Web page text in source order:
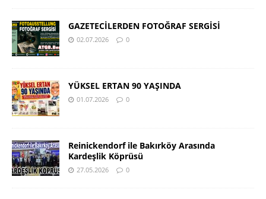
GAZETECİLERDEN FOTOĞRAF SERGİSİ
02.07.2026 0
YÜKSEL ERTAN 90 YAŞINDA
01.07.2026 0
Reinickendorf ile Bakırköy Arasında
Kardeşlik Köprüsü
27.05.2026 0